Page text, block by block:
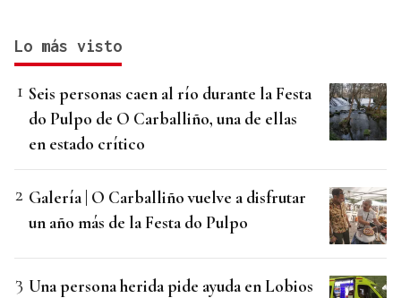
Lo más visto
Seis personas caen al río durante la Festa
do Pulpo de O Carballiño, una de ellas
en estado crítico
Galería | O Carballiño vuelve a disfrutar
un año más de la Festa do Pulpo
Una persona herida pide ayuda en Lobios